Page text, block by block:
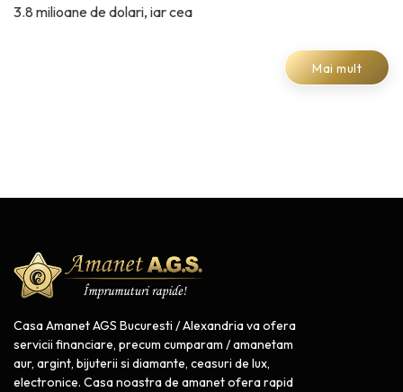
3.8 milioane de dolari, iar cea
Mai mult
Casa Amanet AGS Bucuresti / Alexandria va ofera
servicii financiare, precum cumparam / amanetam
aur, argint, bijuterii si diamante, ceasuri de lux,
electronice. Casa noastra de amanet ofera rapid